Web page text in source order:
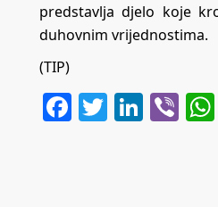
predstavlja djelo koje
duhovnim vrijednostima.
(TIP)
Facebook
Twitter